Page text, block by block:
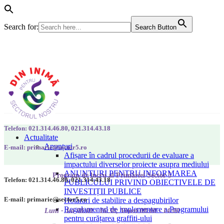
Search for: Search Button
Actualitate
Anunțuri
Afișare în cadrul procedurii de evaluare a
impactului diverselor proiecte asupra mediului
ANUNȚURI PENTRU INFORMAREA
PUBLICULUI PRIVIND OBIECTIVELE DE
INVESTIȚII PUBLICE
Hotarari de stabilire a despagubirilor
Regulamentul de implementare a Programului
pentru curățarea graffiti-ului
Telefon: 021.314.46.80, 021.314.43.18
E-mail: primarie@sector5.ro
Program de lucru al Primăriei Sector 5
Luni - Joi 08:00 - 16:30; Vineri 08:00 - 14:00
Telefon: 021.314.46.80, 021.314.43.18
E-mail: primarie@sector5.ro